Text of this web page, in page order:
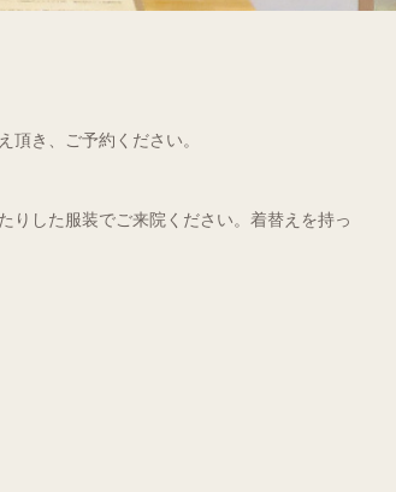
き、ご予約ください。
りした服装でご来院ください。着替えを持っ